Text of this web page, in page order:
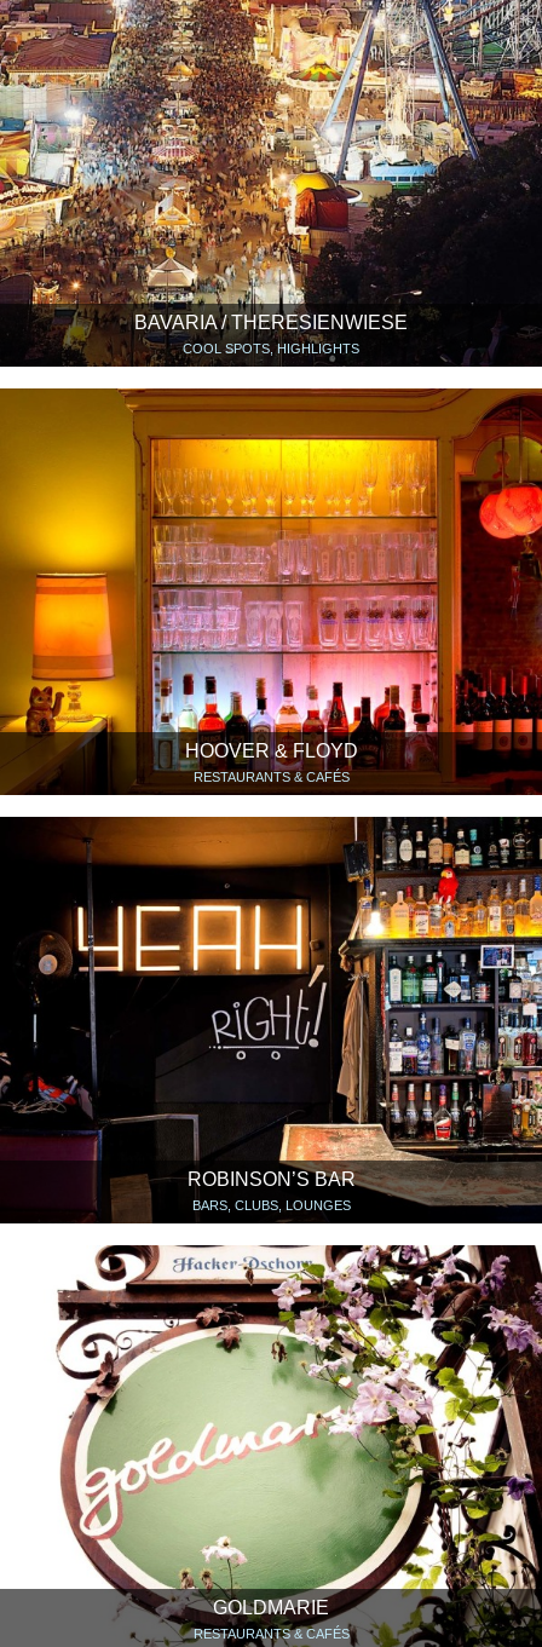
BAVARIA / THERESIENWIESE
COOL SPOTS, HIGHLIGHTS
HOOVER & FLOYD
RESTAURANTS & CAFÉS
ROBINSON’S BAR
BARS, CLUBS, LOUNGES
GOLDMARIE
RESTAURANTS & CAFÉS